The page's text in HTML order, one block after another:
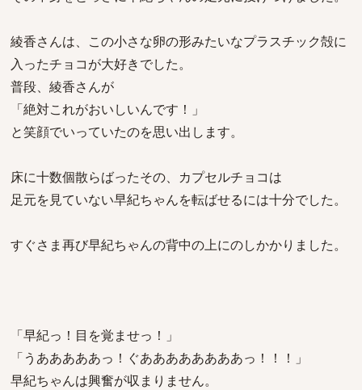
綾香さんは、この小さな卵の形みたいなプラスチック殻に
入ったチョコが大好きでした。
普段、綾香さんが
「絶対これがおいしいんです！」
と笑顔でいっていたのを思い出します。
床に十数個散らばったその、カプセルチョコは
足元を見ていない早紀ちゃんを転ばせるには十分でした。
すぐさま再び早紀ちゃんの背中の上にのしかかりました。
「早紀っ！目を覚ませっ！」
「うあああああっ！ぐああああああああっ！！！」
早紀ちゃんは興奮が収まりません。